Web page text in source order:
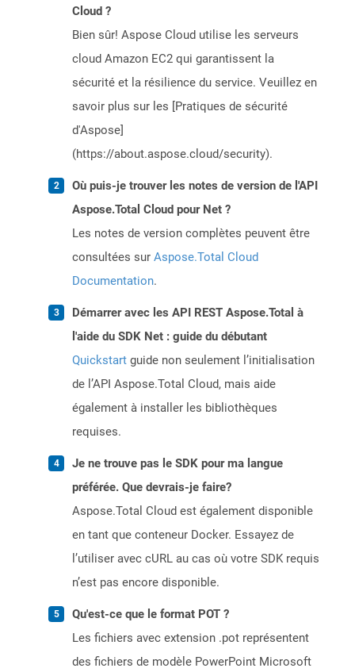
Cloud ?
Bien sûr! Aspose Cloud utilise les serveurs
cloud Amazon EC2 qui garantissent la
sécurité et la résilience du service. Veuillez en
savoir plus sur les [Pratiques de sécurité
d'Aspose]
(https://about.aspose.cloud/security).
Où puis-je trouver les notes de version de l'API
Aspose.Total Cloud pour Net ?
Les notes de version complètes peuvent être
consultées sur Aspose.Total Cloud
Documentation.
Démarrer avec les API REST Aspose.Total à
l'aide du SDK Net : guide du débutant
Quickstart guide non seulement l’initialisation
de l’API Aspose.Total Cloud, mais aide
également à installer les bibliothèques
requises.
Je ne trouve pas le SDK pour ma langue
préférée. Que devrais-je faire?
Aspose.Total Cloud est également disponible
en tant que conteneur Docker. Essayez de
l’utiliser avec cURL au cas où votre SDK requis
n’est pas encore disponible.
Qu'est-ce que le format POT ?
Les fichiers avec extension .pot représentent
des fichiers de modèle PowerPoint Microsoft